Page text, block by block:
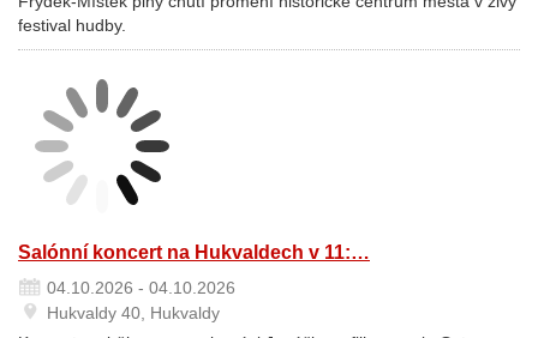
festival hudby.
Salónní koncert na Hukvaldech v 11:…
04.10.2026 - 04.10.2026
Hukvaldy 40, Hukvaldy